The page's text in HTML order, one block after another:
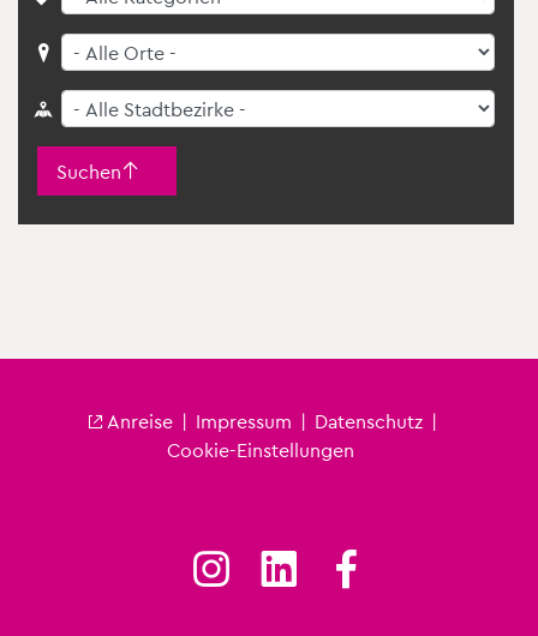
Suchen
Fu­ß­zei­le City
An­rei­se | Im­pres­sum | Da­ten­schutz |
Coo­kie-Ein­stel­lun­gen